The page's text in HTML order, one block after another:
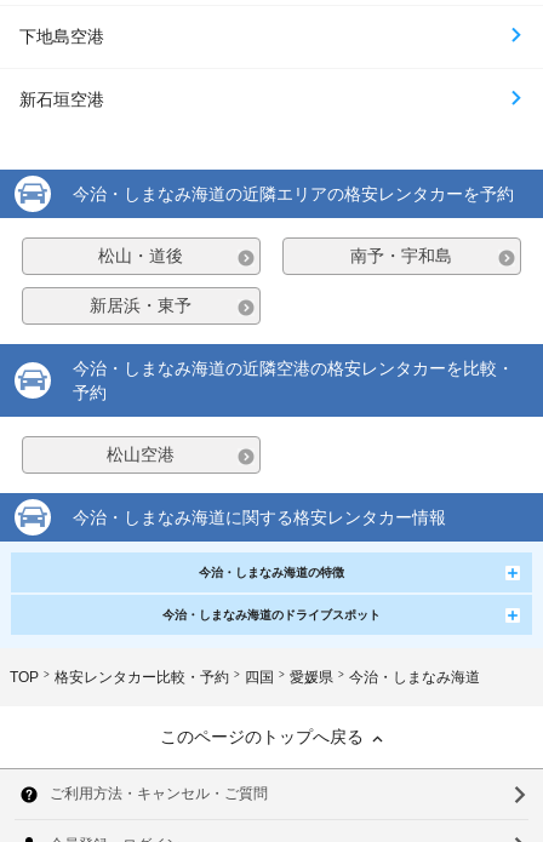
下地島空港
新石垣空港
今治・しまなみ海道の近隣エリアの格安レンタカーを予約
松山・道後 南予・宇和島
新居浜・東予
今治・しまなみ海道の近隣空港の格安レンタカーを比較・
予約
松山空港
今治・しまなみ海道に関する格安レンタカー情報
今治・しまなみ海道の特徴
今治・しまなみ海道のドライブスポット
TOP 格安レンタカー比較・予約 四国 愛媛県 今治・しまなみ海道
このページのトップへ戻る